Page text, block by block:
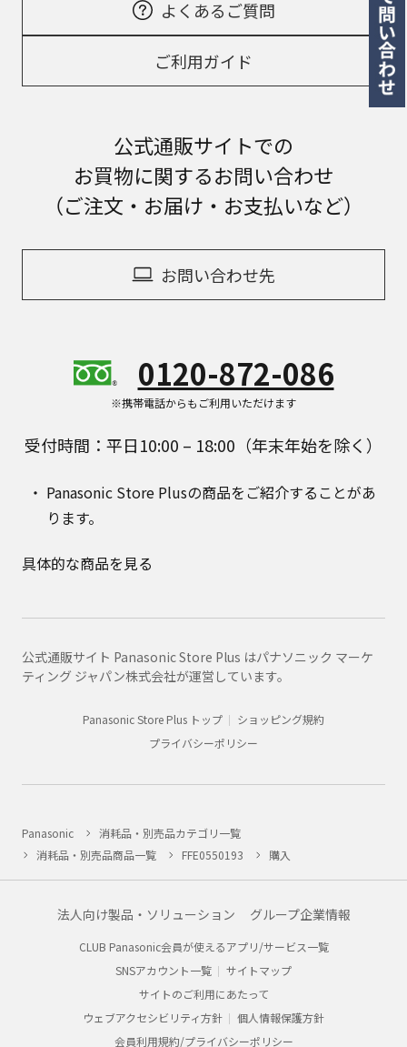
よくあるご質問
ご利用ガイド
公式通販サイトでの
お買物に関するお問い合わせ
（ご注文・お届け・お支払いなど）
お問い合わせ先
0120-872-086
※携帯電話からもご利用いただけます
受付時間：平日10:00 – 18:00（年末年始を除く）
Panasonic Store Plusの商品をご紹介することがあ
ります。
具体的な商品を見る
公式通販サイト Panasonic Store Plus はパナソニック マーケ
ティング ジャパン株式会社が運営しています。
Panasonic Store Plus トップ
ショッピング規約
プライバシーポリシー
Panasonic
消耗品・別売品カテゴリ一覧
消耗品・別売品商品一覧
FFE0550193 購入
法人向け製品・ソリューション グループ企業情報
CLUB Panasonic会員が使えるアプリ/サービス一覧
SNSアカウント一覧
サイトマップ
サイトのご利用にあたって
ウェブアクセシビリティ方針
個人情報保護方針
会員利用規約/プライバシーポリシー